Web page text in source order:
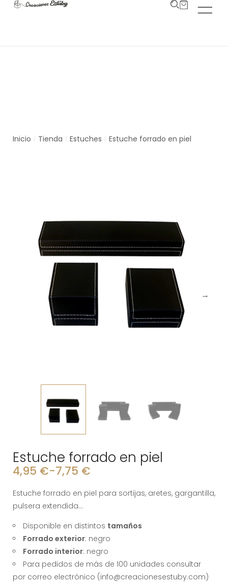
Inicio / Tienda / Estuches / Estuche forrado en piel
Estuche forrado en piel
4,95 €-7,75 €
Estuche forrado en piel para sortijas, aretes, gargantilla,
pulsera extendida…
Disponible en distintos tamaños
Forrado exterior: negro
Forrado interior: negro
Para pedidos de más de 100 unidades consultar
por correo electrónico (info@creacionesestuby.com)